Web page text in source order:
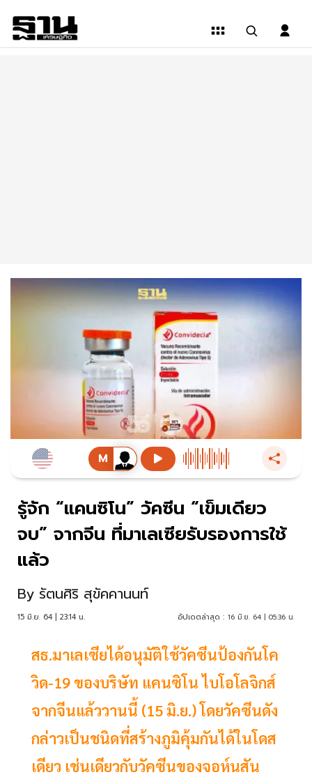
รู้จัก “แคนซิโน” วัคซีน “เข็มเดียว
จบ” จากจีน ที่มาเลเซียรับรองการใช้
แล้ว
By รัตนศิริ สุขัคคานนท์
15 มิ.ย. 64 | 23:14 น. อัปเดตล่าสุด : 16 มิ.ย. 64 | 05:36 น.
สธ.มาเลเซียได้อนุมัติใช้วัคซีนป้องกันโค
วิด-19 ของบริษัท แคนซิโน ไบโอโลจิกส์
จากจีนแล้ววานนี้ (15 มิ.ย.) โดยวัคซีนดัง
กล่าวเป็นชนิดที่สร้างภูมิคุ้มกันได้ในโดส
เดียว เช่นเดียวกับวัคซีนของจอห์นสัน